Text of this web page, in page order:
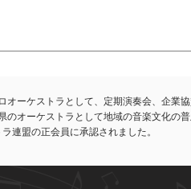
ーケストラとして、定期演奏会、企業
オーケストラとして地域の音楽文化の普
連盟の正会員に承認されました。